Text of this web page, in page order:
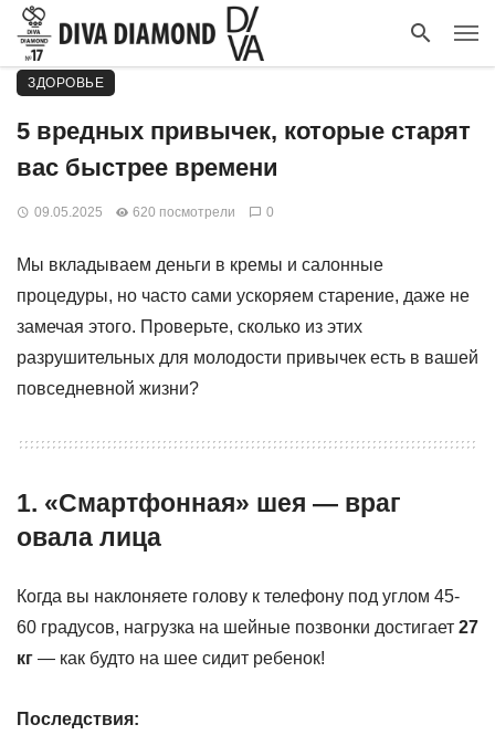
ЗДОРОВЬЕ
5 вредных привычек, которые старят
вас быстрее времени
09.05.2025 620 посмотрели 0
Мы вкладываем деньги в кремы и салонные
процедуры, но часто сами ускоряем старение, даже не
замечая этого. Проверьте, сколько из этих
разрушительных для молодости привычек есть в вашей
повседневной жизни?
1. «Смартфонная» шея — враг
овала лица
Когда вы наклоняете голову к телефону под углом 45-
60 градусов, нагрузка на шейные позвонки достигает 27
кг — как будто на шее сидит ребенок!
Последствия: